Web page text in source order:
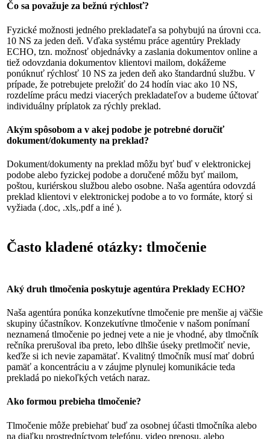
Čo sa považuje za bežnú rýchlosť?
Fyzické možnosti jedného prekladateľa sa pohybujú na úrovni cca.
10 NS za jeden deň. Vďaka systému práce agentúry Preklady
ECHO, tzn. možnosť objednávky a zaslania dokumentov online a
tiež odovzdania dokumentov klientovi mailom, dokážeme
ponúknuť rýchlosť 10 NS za jeden deň ako štandardnú službu. V
prípade, že potrebujete preložiť do 24 hodín viac ako 10 NS,
rozdelíme prácu medzi viacerých prekladateľov a budeme účtovať
individuálny príplatok za rýchly preklad.
Akým spôsobom a v akej podobe je potrebné doručiť
dokument/dokumenty na preklad?
Dokument/dokumenty na preklad môžu byť buď v elektronickej
podobe alebo fyzickej podobe a doručené môžu byť mailom,
poštou, kuriérskou službou alebo osobne. Naša agentúra odovzdá
preklad klientovi v elektronickej podobe a to vo formáte, ktorý si
vyžiada (.doc, .xls,.pdf a iné ).
Často kladené otázky: tlmočenie
Aký druh tlmočenia poskytuje agentúra Preklady ECHO?
Naša agentúra ponúka konzekutívne tlmočenie pre menšie aj väčšie
skupiny účastníkov. Konzekutívne tlmočenie v našom ponímaní
neznamená tlmočenie po jednej vete a nie je vhodné, aby tlmočník
rečníka prerušoval iba preto, lebo dlhšie úseky pretlmočiť nevie,
keďže si ich nevie zapamätať. Kvalitný tlmočník musí mať dobrú
pamäť a koncentráciu a v záujme plynulej komunikácie teda
prekladá po niekoľkých vetách naraz.
Ako formou prebieha tlmočenie?
Tlmočenie môže prebiehať buď za osobnej účasti tlmočníka alebo
na diaľku prostredníctvom telefónu, video prenosu, alebo